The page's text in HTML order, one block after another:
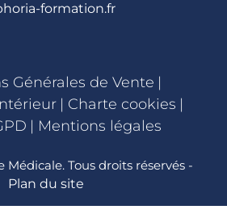
formation.fr
Générales de Vente |
| Charte cookies |
| Mentions légales
Médicale. Tous droits réservés -
Plan du site